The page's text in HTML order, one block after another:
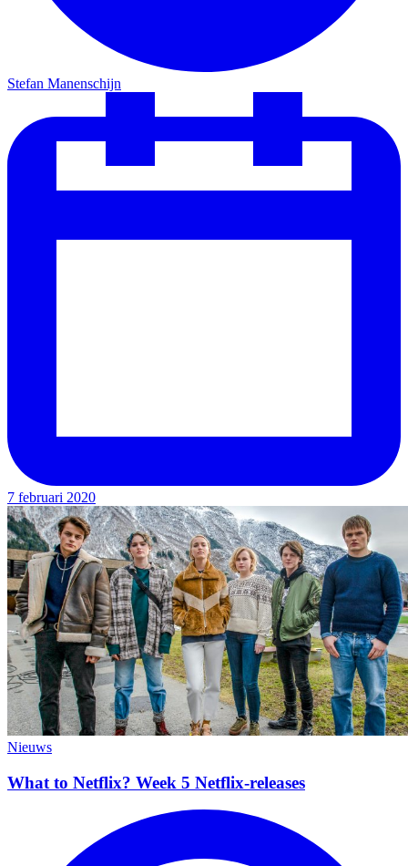
Stefan Manenschijn
7 februari 2020
Nieuws
What to Netflix? Week 5 Netflix-releases